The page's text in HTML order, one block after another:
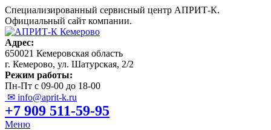
Специализированный сервисный центр АПРИТ-К.
Официальный сайт компании.
Адрес:
650021 Кемеровская область
г. Кемерово, ул. Шатурская, 2/2
Режим работы:
Пн-Пт с 09-00 до 18-00
✉ info@aprit-k.ru
+7 909 511-59-95
Меню